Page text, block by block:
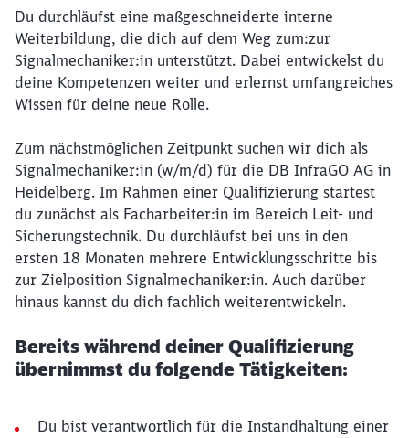
Du durchläufst eine maßgeschneiderte interne
Weiterbildung, die dich auf dem Weg zum:zur
Signalmechaniker:in unterstützt. Dabei entwickelst du
deine Kompetenzen weiter und erlernst umfangreiches
Wissen für deine neue Rolle.
Zum nächstmöglichen Zeitpunkt suchen wir dich als
Signalmechaniker:in (w/m/d) für die DB InfraGO AG in
Heidelberg. Im Rahmen einer Qualifizierung startest
du zunächst als Facharbeiter:in im Bereich Leit- und
Sicherungstechnik. Du durchläufst bei uns in den
ersten 18 Monaten mehrere Entwicklungsschritte bis
zur Zielposition Signalmechaniker:in. Auch darüber
hinaus kannst du dich fachlich weiterentwickeln.
Bereits während deiner Qualifizierung
übernimmst du folgende Tätigkeiten:
Du bist verantwortlich für die Instandhaltung einer